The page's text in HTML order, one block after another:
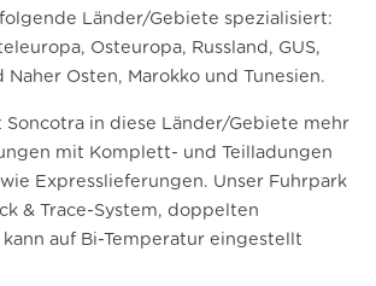
Länder/Gebiete spezialisiert:
Osteuropa, Russland, GUS,
Naher Osten, Marokko und Tunesien.
Soncotra in diese Länder/Gebiete mehr
mit Komplett- und Teilladungen
Expresslieferungen. Unser Fuhrpark
& Trace-System, doppelten
auf Bi-Temperatur eingestellt